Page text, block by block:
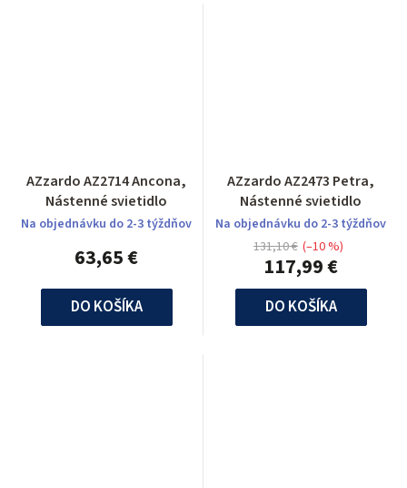
AZzardo AZ2714 Ancona,
Nástenné svietidlo
Na objednávku do 2-3 týždňov
63,65 €
DO KOŠÍKA
AZzardo AZ2473 Petra,
Nástenné svietidlo
Na objednávku do 2-3 týždňov
117,99 €
131,10 € (–10 %)
DO KOŠÍKA